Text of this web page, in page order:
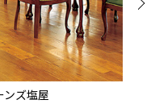
ンズ塩屋